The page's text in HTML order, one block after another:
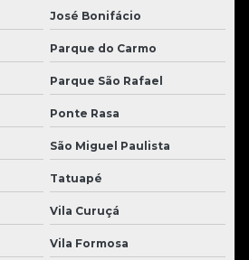
José Bonifácio
Parque do Carmo
Parque São Rafael
Ponte Rasa
São Miguel Paulista
Tatuapé
Vila Curuçá
Vila Formosa